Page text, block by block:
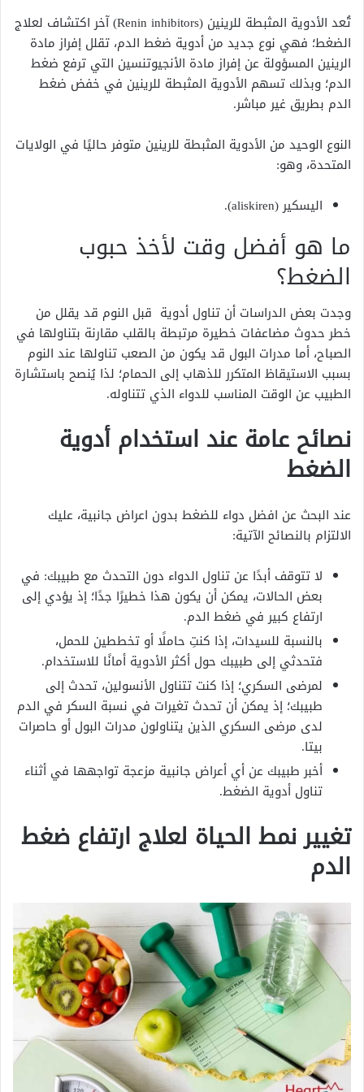
تُعد الأدوية المثبطة للرينين (Renin inhibitors) آخر اكتشاف لعلاج
الضغط؛ فهي نوع جديد من أدوية ضغط الدم، تقلل إفراز مادة
الرينين المسؤولة عن إفراز مادة الأنجيوتنسين التي ترفع ضغط
الدم؛ وبذلك تسهم الأدوية المثبطة للرينين في خفض ضغط
الدم بطريق غير مباشر.
النوع الوحيد من الأدوية المثبطة للرينين متوفر حاليًا في الولايات
المتحدة، وهو:
اليسكير (aliskiren).
ما هو أفضل وقت لأخذ حبوب
الضغط؟
وجدت بعض الدراسات أن تناول أدوية قبل النوم قد يقلل من
خطر حدوث مضاعفات خطيرة مرتبطة بالقلب مقارنة بتناولها في
الصباح، أما مدرات البول قد يكون من الصعب تناولها عند النوم
بسبب الاستيقاظ المتكرر للذهاب إلى الحمام؛ لذا يُنصح باستشارة
الطبيب عن الوقت المناسب للدواء الذي تتناوله.
نصائح عامة عند استخدام أدوية
الضغط
عند البحث عن افضل دواء للضغط بدون اعراض جانبية، عليك
الالتزام بالنصائح الآتية:
لا تتوقف أبدًا عن تناول الدواء دون التحدث مع طبيبك: في
بعض الحالات، يمكن أن يكون هذا خطيرًا جدًا؛ إذ يؤدي إلى
ارتفاع كبير في ضغط الدم.
بالنسبة للسيدات، إذا كنتِ حاملًا أو تخططين للحمل،
فتحدثي إلى طبيبك حول أكثر الأدوية أمانًا للاستخدام.
لمرضى السكري؛ إذا كنت تتناول الأنسولين، تحدث إلى
طبيبك؛ إذ يمكن أن تحدث تغيرات في نسبة السكر في الدم
لدى مرضى السكري الذين يتناولون مدرات البول أو حاصرات
بيتا.
أخبر طبيبك عن أي أعراض جانبية مزعجة تواجهها في أثناء
تناول أدوية الضغط.
تغيير نمط الحياة لعلاج ارتفاع ضغط
الدم